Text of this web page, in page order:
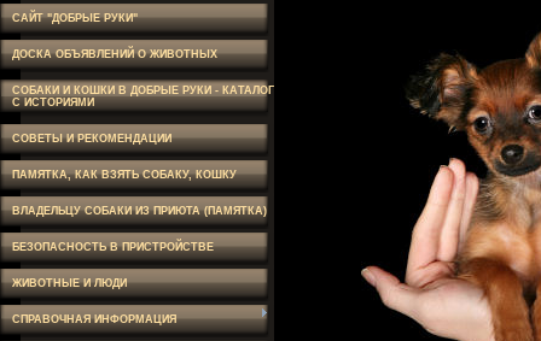
САЙТ "ДОБРЫЕ РУКИ"
ДОСКА ОБЪЯВЛЕНИЙ О ЖИВОТНЫХ
СОБАКИ И КОШКИ В ДОБРЫЕ РУКИ - КАТАЛОГ
С ИСТОРИЯМИ
СОВЕТЫ И РЕКОМЕНДАЦИИ
ПАМЯТКА, КАК ВЗЯТЬ СОБАКУ, КОШКУ
ВЛАДЕЛЬЦУ СОБАКИ ИЗ ПРИЮТА (ПАМЯТКА)
БЕЗОПАСНОСТЬ В ПРИСТРОЙСТВЕ
ЖИВОТНЫЕ И ЛЮДИ
СПРАВОЧНАЯ ИНФОРМАЦИЯ